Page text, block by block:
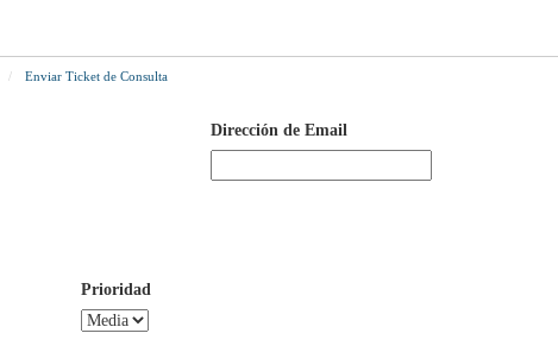
Enviar Ticket de Consulta
Dirección de Email
Prioridad